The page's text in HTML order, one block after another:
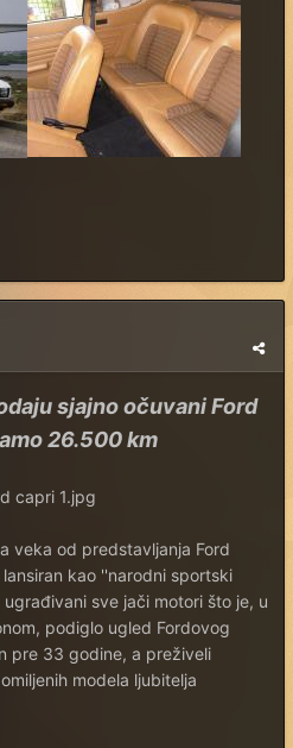
sjajno očuvani Ford
26.500 km
veka od predstavljanja Ford
kao ''narodni sportski
sve jači motori što je, u
podiglo ugled Fordovog
pre 33 godine, a preživeli
modela ljubitelja